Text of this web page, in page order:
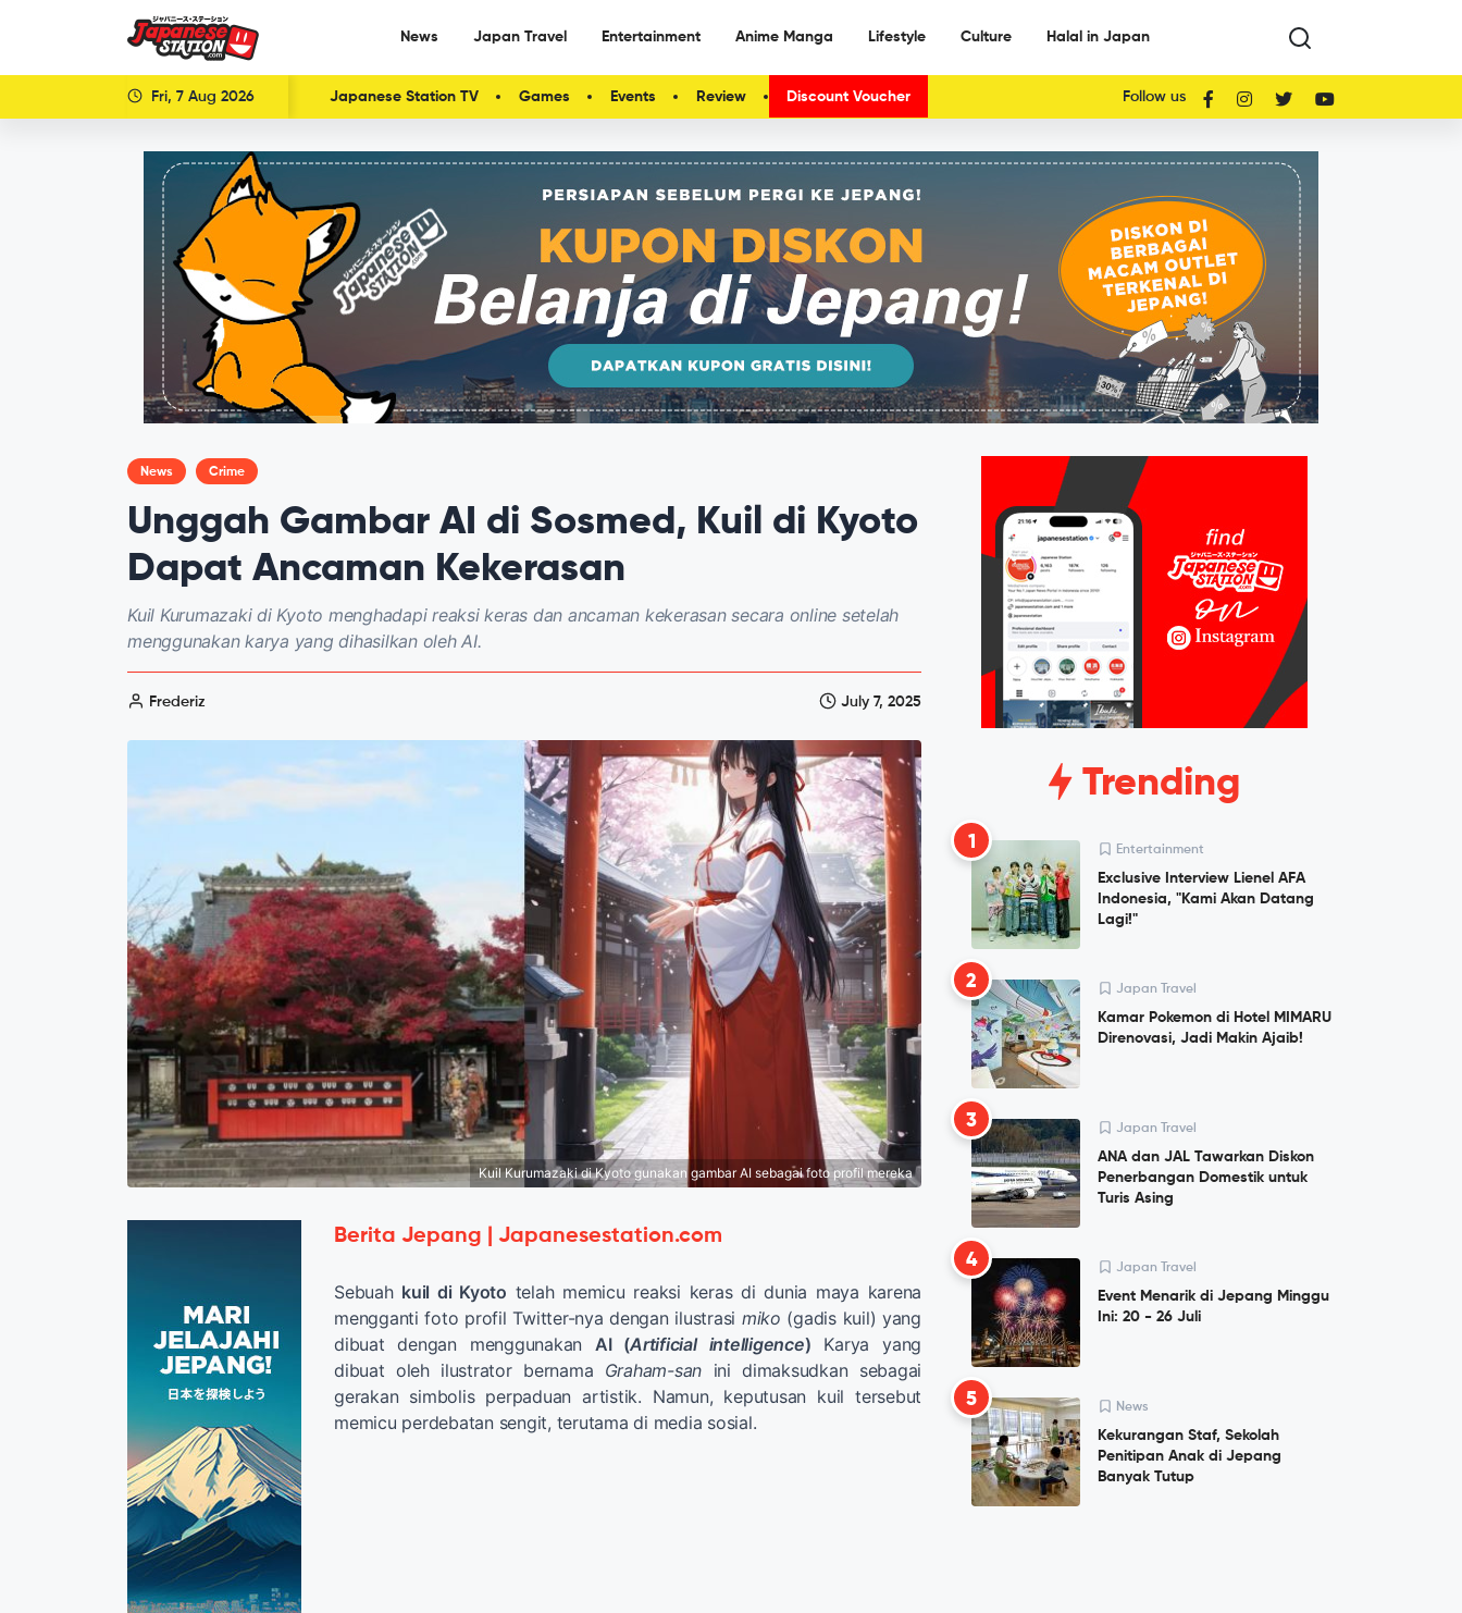
News Japan Travel Entertainment Anime Manga Lifestyle Culture Halal in Japan
Fri, 7 Aug 2026 Japanese Station TV Games Events Review Discount Voucher Follow us
News Crime
Unggah Gambar AI di Sosmed, Kuil di Kyoto
Dapat Ancaman Kekerasan
Kuil Kurumazaki di Kyoto menghadapi reaksi keras dan ancaman kekerasan secara online setelah
menggunakan karya yang dihasilkan oleh AI.
Frederiz July 7, 2025
Kuil Kurumazaki di Kyoto gunakan gambar AI sebagai foto profil mereka
Berita Jepang | Japanesestation.com
Sebuah kuil di Kyoto telah memicu reaksi keras di dunia maya karena
mengganti foto profil Twitter-nya dengan ilustrasi miko (gadis kuil) yang
dibuat dengan menggunakan AI (Artificial intelligence) Karya yang
dibuat oleh ilustrator bernama Graham-san ini dimaksudkan sebagai
gerakan simbolis perpaduan artistik. Namun, keputusan kuil tersebut
memicu perdebatan sengit, terutama di media sosial.
Trending
1 Entertainment
Exclusive Interview Lienel AFA
Indonesia, "Kami Akan Datang
Lagi!"
2 Japan Travel
Kamar Pokemon di Hotel MIMARU
Direnovasi, Jadi Makin Ajaib!
3 Japan Travel
ANA dan JAL Tawarkan Diskon
Penerbangan Domestik untuk
Turis Asing
4 Japan Travel
Event Menarik di Jepang Minggu
Ini: 20 - 26 Juli
5 News
Kekurangan Staf, Sekolah
Penitipan Anak di Jepang
Banyak Tutup